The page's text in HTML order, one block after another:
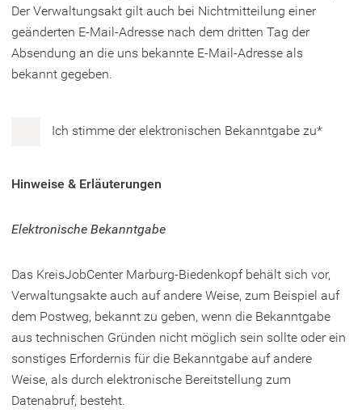
Der Verwaltungsakt gilt auch bei Nichtmitteilung einer
geänderten E-Mail-Adresse nach dem dritten Tag der
Absendung an die uns bekannte E-Mail-Adresse als
bekannt gegeben.
Einwilligung
die
von
und
Dokumenten
durch
Bereitstellung
zum
Datenabruf
Ich stimme der elektronischen Bekanntgabe zu*
Hinweise & Erläuterungen
Elektronische Bekanntgabe
Das KreisJobCenter Marburg-Biedenkopf behält sich vor,
Verwaltungsakte auch auf andere Weise, zum Beispiel auf
dem Postweg, bekannt zu geben, wenn die Bekanntgabe
aus technischen Gründen nicht möglich sein sollte oder ein
sonstiges Erfordernis für die Bekanntgabe auf andere
Weise, als durch elektronische Bereitstellung zum
Datenabruf, besteht.